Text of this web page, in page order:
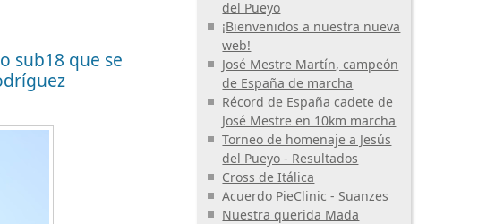
sub18 que se
del Pueyo
¡Bienvenidos a nuestra nueva
web!
José Mestre Martín, campeón
de España de marcha
Récord de España cadete de
José Mestre en 10km marcha
Torneo de homenaje a Jesús
del Pueyo - Resultados
Cross de Itálica
Acuerdo PieClinic - Suanzes
Nuestra querida Mada